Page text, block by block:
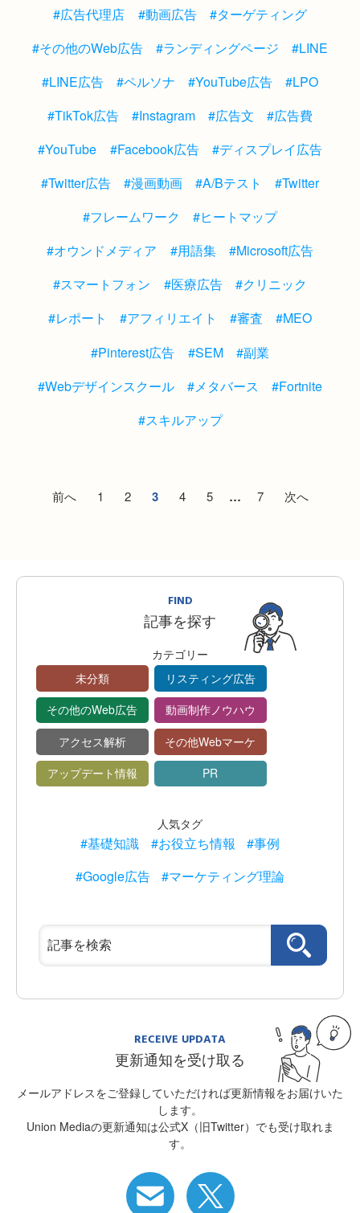
#広告代理店 #動画広告
#ターゲティング
#その他のWeb広告
#ランディングページ
#LINE
#LINE広告
#ペルソナ #YouTube広告
#LPO
#TikTok広告
#Instagram #広告文
#広告費
#YouTube
#Facebook広告
#ディスプレイ広告
#Twitter広告
#漫画動画 #A/Bテスト
#Twitter
#フレームワーク
#ヒートマップ
#オウンドメディア
#用語集
#Microsoft広告
#スマートフォン
#医療広告
#クリニック
#レポート
#アフィリエイト #審査
#MEO
#Pinterest広告
#SEM
#副業
#Webデザインスクール
#メタバース
#Fortnite
#スキルアップ
前へ 1 2 3 4 5 … 7 次へ
FIND
記事を探す
カテゴリー
未分類
リスティング広告
その他のWeb広告
動画制作ノウハウ
アクセス解析
その他Webマーケ
アップデート情報
PR
人気タグ
#基礎知識 #お役立ち情報
#事例
#Google広告
#マーケティング理論
RECEIVE UPDATA
更新通知を受け取る
メールアドレスをご登録していただければ更新情報をお届けいた
します。
Union Mediaの更新通知は公式X（旧Twitter）でも受け取れま
す。